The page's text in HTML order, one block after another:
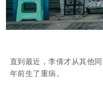
直到最近，李倩才从其他
年前生了重病。